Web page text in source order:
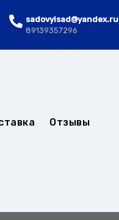
sadovyisad@yandex.ru
89139357296
Отзывы